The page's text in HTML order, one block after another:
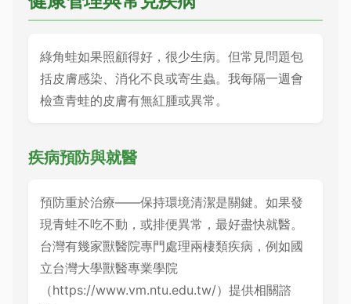
綠角蛙如果照顧得好，很少生病。但常見問題包
括皮膚感染、消化不良或寄生蟲。我每隔一週會
檢查青蛙的皮膚有無紅腫或異常。
疾病預防與就醫
預防重於治療——保持環境清潔是關鍵。如果發
現青蛙不吃不動，或排便異常，最好盡快就醫。
台灣有幾家獸醫院專門處理兩棲類疾病，例如國
立台灣大學獸醫專業學院
（https://www.vm.ntu.edu.tw/）提供相關諮